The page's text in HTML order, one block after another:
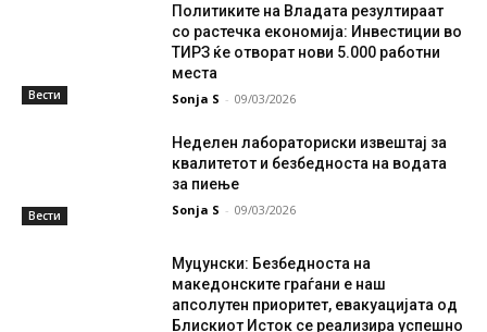
Вести
Политиките на Владата резултираат
со растечка економија: Инвестиции во
ТИРЗ ќе отворат нови 5.000 работни
места
Sonja S - 09/03/2026
Вести
Неделен лабораториски извештај за
квалитетот и безбедноста на водата
за пиење
Sonja S - 09/03/2026
Муцунски: Безбедноста на
македонските граѓани е наш
апсолутен приоритет, евакуацијата од
Блискиот Исток се реализира успешно